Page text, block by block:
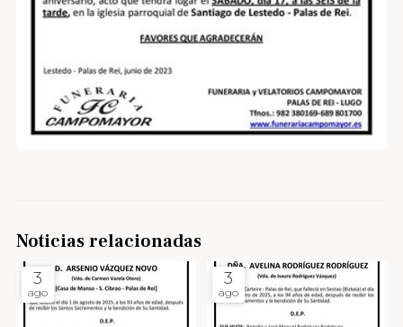
Noticias relacionadas
3
ago
3
ago